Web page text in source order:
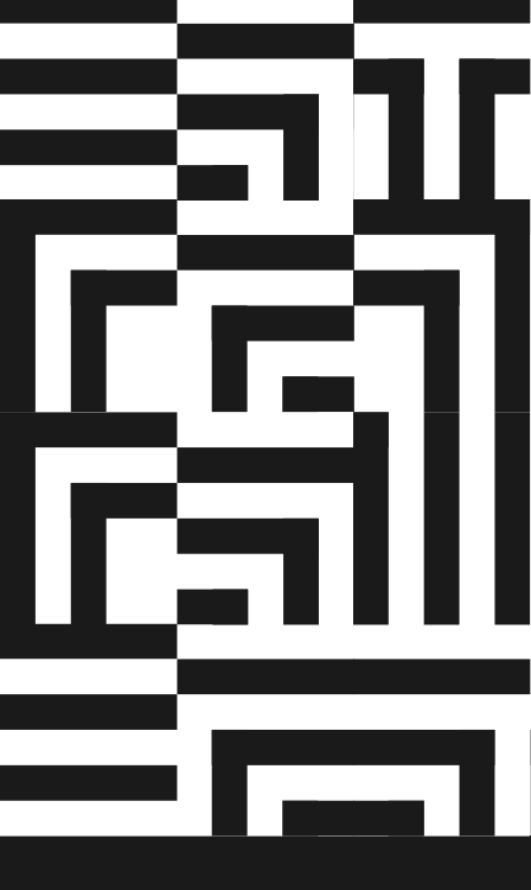
• vide, hvor ofte kraner og anhugningsgrej skal
efterses og vedligeholdes
ansvarlig for, herunder eftersyn af anhugningsgrej
• tilegne sig viden om den konkrete mobile kran,
• aflæse lastdiagrammer